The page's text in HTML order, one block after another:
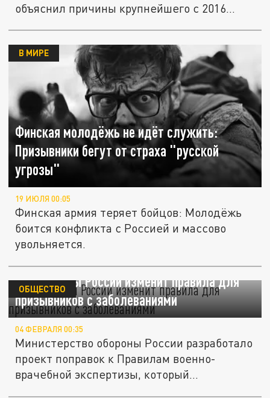
объяснил причины крупнейшего с 2016...
Финская молодёжь не идёт служить:
Призывники бегут от страха "русской
угрозы"
В МИРЕ
19 ИЮЛЯ 00:05
Финская армия теряет бойцов: Молодёжь
боится конфликта с Россией и массово
увольняется.
Минобороны России изменит правила для
призывников с заболеваниями
ОБЩЕСТВО
04 ФЕВРАЛЯ 00:35
Министерство обороны России разработало
проект поправок к Правилам военно-
врачебной экспертизы, который...